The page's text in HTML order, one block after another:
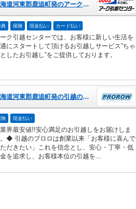
北海道河東郡鹿追町発のアーク引越センター
典 保険 現金払い カード払い
ク引越センターでは、お客様に新しい生活を
にスタートして頂けるお引越しサービス”ちゃ
したお引越し”をご提供しております。
北海道河東郡鹿追町発の引越のプロロ
険 現金払い
界最安値!!安心満足のお引越しをお届けしま
◆ 引越のプロロは創業以来「お客様に喜んで
だきたい」これを信念とし、安心・丁寧・低
を追求し、お客様本位の引越を...